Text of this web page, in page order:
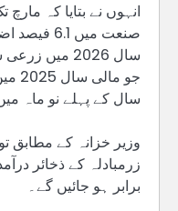
انہوں نے بتایا کہ
صنعت میں
سال کے پہلے نو ماہ میں
وزیر خزانہ کے مطابق
زرمبادلہ کے ذخائر
برابر ہو جائیں گے۔